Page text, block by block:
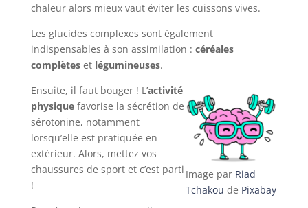
chaleur alors mieux vaut éviter les cuissons vives.
Les glucides complexes sont également
indispensables à son assimilation : céréales
complèteset légumineuses.
Image par Riad
Tchakou de Pixabay
Ensuite, il faut bouger ! L’activité
physiquefavorise la sécrétion de
sérotonine, notamment
lorsqu’elle est pratiquée en
extérieur. Alors, mettez vos
chaussures de sport et c’est parti
!